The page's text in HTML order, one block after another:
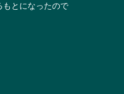
もとになったので